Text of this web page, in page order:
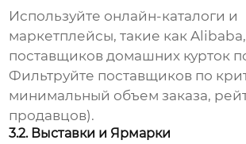
Используйте онлайн-каталоги и
маркетплейсы, такие как
поставщиков домашних курток
Фильтруйте поставщиков по
минимальный объем заказа,
продавцов).
3.2. Выставки и Ярмарки